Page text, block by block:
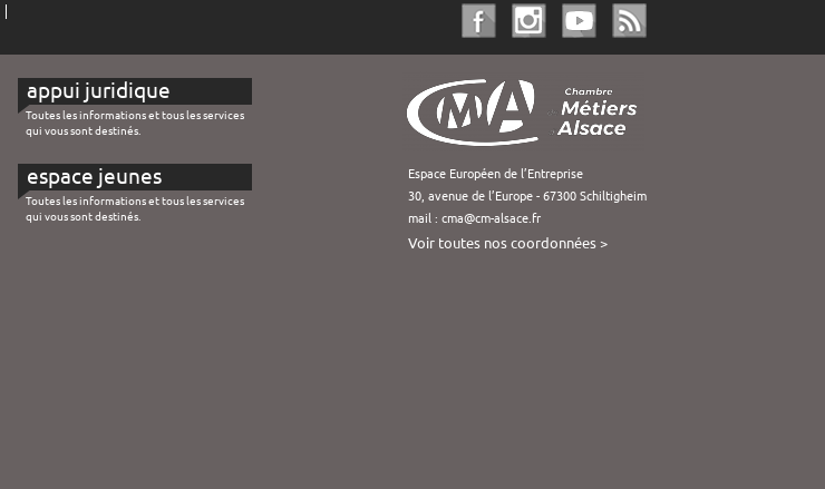
appui juridique
Toutes les informations et tous les services
qui vous sont destinés.
espace jeunes
Toutes les informations et tous les services
qui vous sont destinés.
Espace Européen de l’Entreprise
30, avenue de l’Europe - 67300 Schiltigheim
mail : cma@cm-alsace.fr
Voir toutes nos coordonnées >